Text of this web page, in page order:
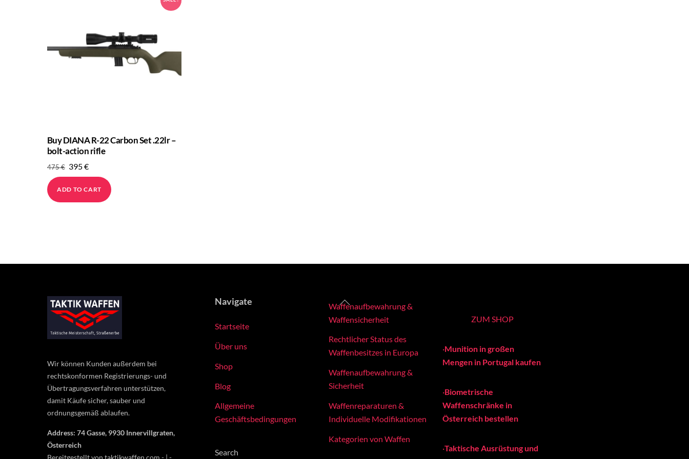
Buy DIANA R-22 Carbon Set .22lr –
bolt-action rifle
475€ Original
price
was:
475 €.
395€Current
price
is:
395 €.
ADD TO CART
Back
Wir können Kunden außerdem bei
rechtskonformen Registrierungs- und
Übertragungsverfahren unterstützen,
damit Käufe sicher, sauber und
ordnungsgemäß ablaufen.
Address: 74 Gasse, 9930 Innervillgraten,
Österreich
Bereitgestellt von taktikwaffen.com - | -
Navigate
Startseite
Über uns
Shop
Blog
Allgemeine
Geschäftsbedingungen
Search
Waffenaufbewahrung &
Waffensicherheit
Rechtlicher Status des
Waffenbesitzes in Europa
Waffenaufbewahrung &
Sicherheit
Waffenreparaturen &
Individuelle Modifikationen
Kategorien von Waffen
ZUM SHOP
·Munition in großen
Mengen in Portugal kaufen
·Biometrische
Waffenschränke in
Österreich bestellen
·Taktische Ausrüstung und